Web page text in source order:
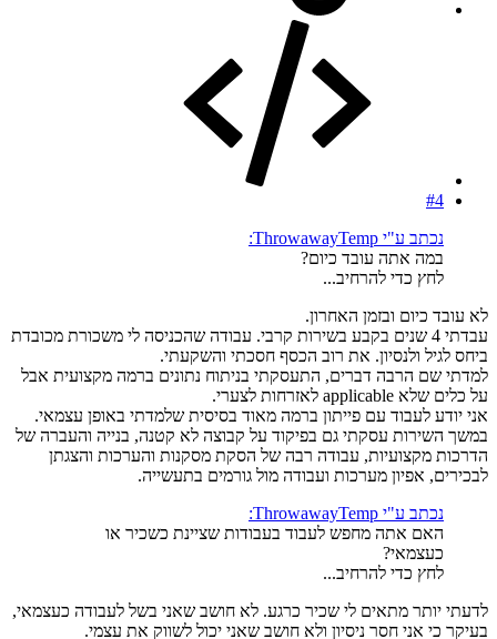
#4
נכתב ע"י ThrowawayTemp:
במה אתה עובד כיום?
לחץ כדי להרחיב...
לא עובד כיום ובזמן האחרון.
עבדתי 4 שנים בקבע בשירות קרבי. עבודה שהכניסה לי משכורת מכובדת
ביחס לגיל ולנסיון. את רוב הכסף חסכתי והשקעתי.
למדתי שם הרבה דברים, התעסקתי בניתוח נתונים ברמה מקצועית אבל
על כלים שלא applicable לאזרחות לצערי.
אני יודע לעבוד עם פייתון ברמה מאוד בסיסית שלמדתי באופן עצמאי.
במשך השירות עסקתי גם בפיקוד על קבוצה לא קטנה, בנייה והעברה של
הדרכות מקצועיות, עבודה רבה של הסקת מסקנות והערכות והצגתן
לבכירים, אפיון מערכות ועבודה מול גורמים בתעשייה.
נכתב ע"י ThrowawayTemp:
האם אתה מחפש לעבוד בעבודות שציינת כשכיר או
כעצמאי?
לחץ כדי להרחיב...
לדעתי יותר מתאים לי שכיר כרגע. לא חושב שאני בשל לעבודה כעצמאי,
בעיקר כי אני חסר ניסיון ולא חושב שאני יכול לשווק את עצמי.